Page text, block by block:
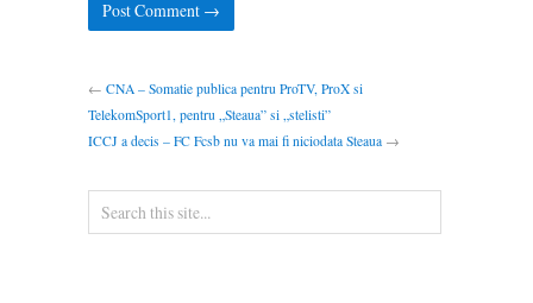
← CNA – Somatie publica pentru ProTV, ProX si
TelekomSport1, pentru „Steaua” si „stelisti”
ICCJ a decis – FC Fcsb nu va mai fi niciodata Steaua →